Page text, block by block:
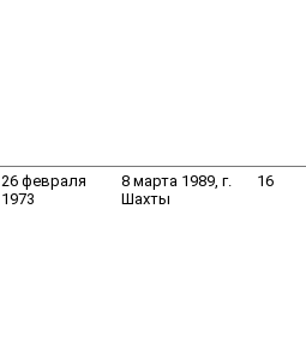
26 февраля
1973
8 марта 1989, г.
Шахты
16